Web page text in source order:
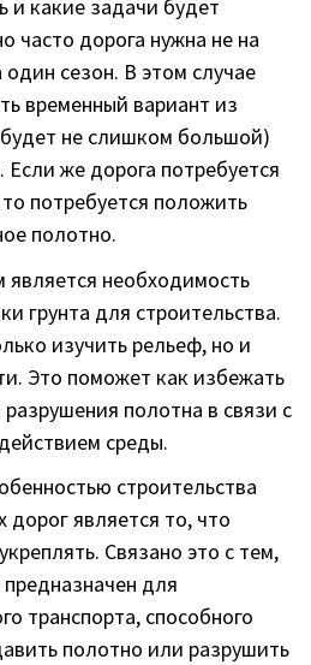
и какие задачи будет
часто дорога нужна не на
сезон. В этом случае
временный вариант из
не слишком большой)
же дорога потребуется
потребуется положить
полотно.
необходимость
грунта для строительства.
изучить рельеф, но и
Это поможет как избежать
полотна в связи с
среды.
строительства
дорог является то, что
Связано это с тем,
для
транспорта, способного
полотно или разрушить